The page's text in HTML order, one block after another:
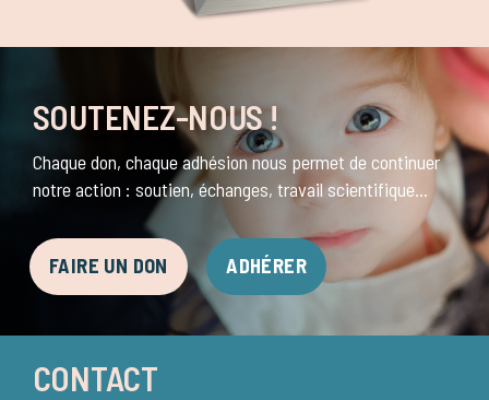
SOUTENEZ-NOUS !
Chaque don, chaque adhésion nous permet de continuer
notre action : soutien, échanges, travail scientifique...
FAIRE UN DON ADHÉRER
CONTACT